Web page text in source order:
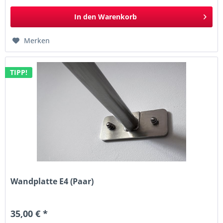
In den Warenkorb
Merken
TIPP!
Wandplatte E4 (Paar)
35,00 € *